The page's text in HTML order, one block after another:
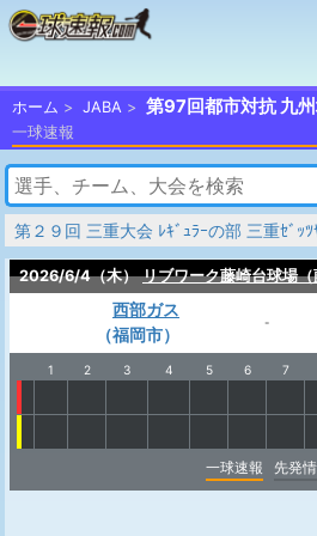
ホーム JABA 第97回都市対抗 九
一球速報
第２９回 三重大会 ﾚｷﾞｭﾗｰの部 三
2026/6/4（木） リブワーク藤崎台球場
西部ガス
（福岡市）
-
1 2 3 4 5 6 7
一球速報
先発